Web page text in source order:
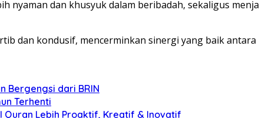
nyaman dan khusyuk dalam beribadah, sekaligus
dan kondusif, mencerminkan sinergi yang baik
Bergengsi dari BRIN
Terhenti
Quran Lebih Proaktif, Kreatif & Inovatif